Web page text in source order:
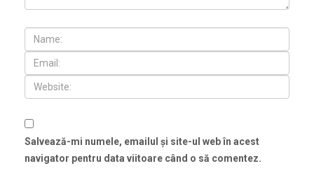
Salvează-mi numele, emailul și site-ul web în acest
navigator pentru data viitoare când o să comentez.